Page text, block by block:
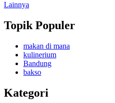
Lainnya
Topik Populer
makan di mana
kulinerium
Bandung
bakso
Kategori